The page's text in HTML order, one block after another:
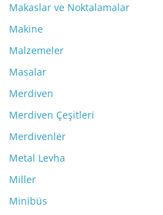
Makaslar ve Noktalamalar
Makine
Malzemeler
Masalar
Merdiven
Merdiven Çeşitleri
Merdivenler
Metal Levha
Miller
Minibüs